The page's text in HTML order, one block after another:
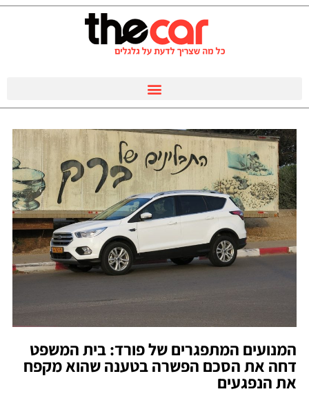
המנועים המתפגרים של פורד: בית המשפט
דחה את הסכם הפשרה בטענה שהוא מקפח
את הנפגעים